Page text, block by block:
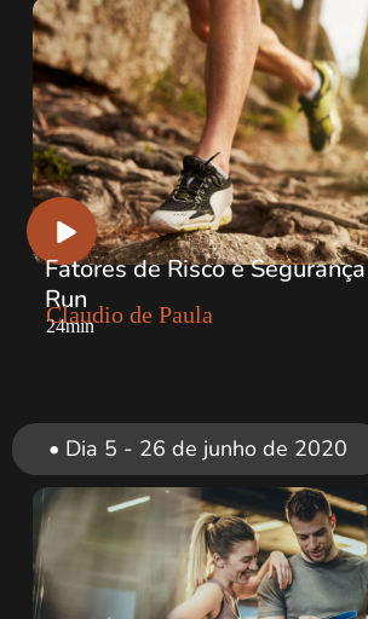
Fatores de Risco e
Run
Claudio de Paula
24min
• Dia 5 - 26 de junho de 2020